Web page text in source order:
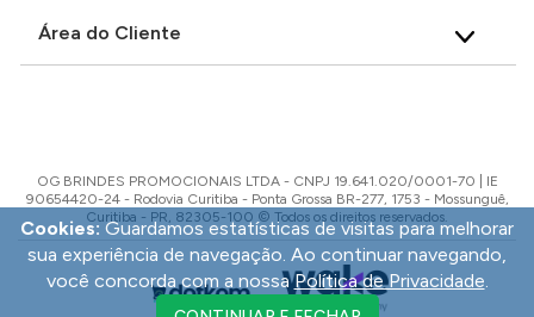
Área do Cliente
OG BRINDES PROMOCIONAIS LTDA - CNPJ 19.641.020/0001-70 | IE
90654420-24 - Rodovia Curitiba - Ponta Grossa BR-277, 1753 - Mossunguê,
Curitiba - PR, 82305-100 © Todos os direitos reservados.
Cookies:Guardamos estatísticas de visitas para melhorar
sua experiência de navegação. Ao continuar navegando,
você concorda com a nossaPolítica de Privacidade.